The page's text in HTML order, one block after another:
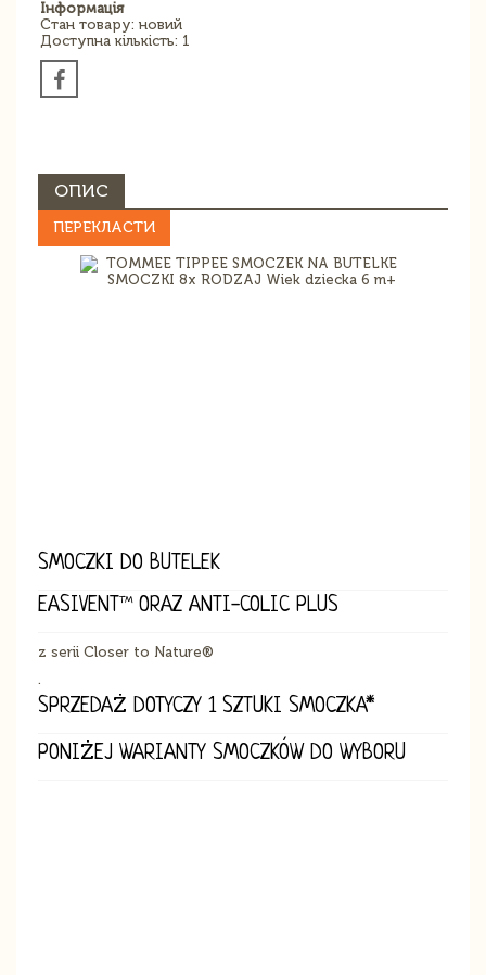
Інформація
Стан товару: новий
Доступна кількість: 1
ОПИС
ПЕРЕКЛАСТИ
SMOCZKI DO BUTELEK
EASIVENT™ ORAZ ANTI-COLIC PLUS
z serii Closer to Nature®
.
SPRZEDAŻ DOTYCZY 1 SZTUKI SMOCZKA*
PONIŻEJ WARIANTY SMOCZKÓW DO WYBORU